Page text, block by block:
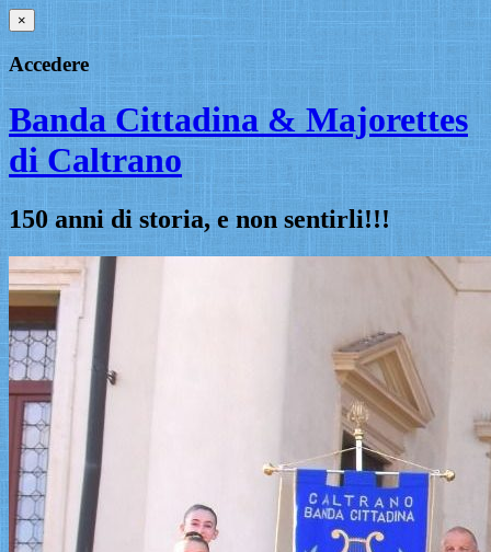
×
Accedere
Banda Cittadina & Majorettes
di Caltrano
150 anni di storia, e non sentirli!!!